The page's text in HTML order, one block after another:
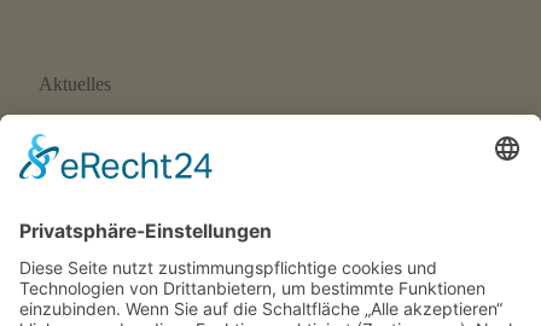
Aktuelles
Neue Eltern-Kind-Turnstunde ab September 2026
Wir suchen Trainer*innen!
SFH-News 171 · 01/26
SFH-News 170 · 04/25